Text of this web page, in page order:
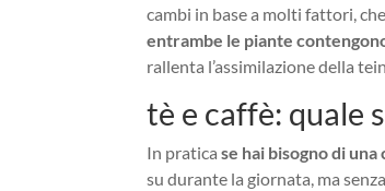
cambi in base a molti fattori,
entrambe le piante
rallenta l’assimilazione della
tè e caffè: quale
In praticase hai bisogno di
su durante la giornata, ma